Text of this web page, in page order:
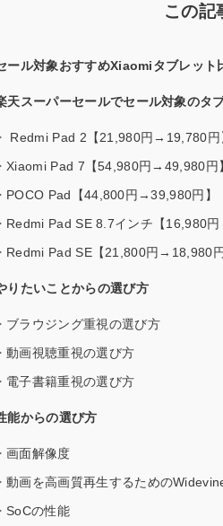
この記
ール対象おすすめXiaomiタブレット
天スーパーセールでセール対象のタ
Redmi Pad 2【21,980円→19,780円
Xiaomi Pad 7【54,980円→49,980円
POCO Pad【44,800円→39,980円】
Redmi Pad SE 8.7インチ【16,980
Redmi Pad SE【21,800円→18,980円
りたいことからの選び方
ブラウジング重視の選び方
動画視聴重視の選び方
電子書籍重視の選び方
能からの選び方
画面解像度
動画を高画質再生するための
SoCの性能